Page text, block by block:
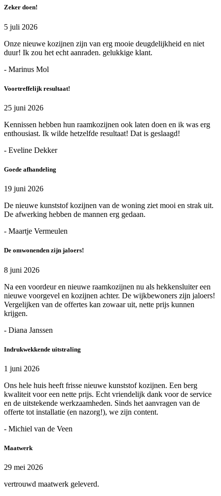
Zeker doen!
5 juli 2026
Onze nieuwe kozijnen zijn van erg mooie deugdelijkheid en niet
duur! Ik zou het echt aanraden. gelukkige klant.
- Marinus Mol
Voortreffelijk resultaat!
25 juni 2026
Kennissen hebben hun raamkozijnen ook laten doen en ik was erg
enthousiast. Ik wilde hetzelfde resultaat! Dat is geslaagd!
- Eveline Dekker
Goede afhandeling
19 juni 2026
De nieuwe kunststof kozijnen van de woning ziet mooi en strak uit.
De afwerking hebben de mannen erg gedaan.
- Maartje Vermeulen
De omwonenden zijn jaloers!
8 juni 2026
Na een voordeur en nieuwe raamkozijnen nu als hekkensluiter een
nieuwe voorgevel en kozijnen achter. De wijkbewoners zijn jaloers!
Vergelijken van de offertes kan zowaar uit, nette prijs kunnen
krijgen.
- Diana Janssen
Indrukwekkende uitstraling
1 juni 2026
Ons hele huis heeft frisse nieuwe kunststof kozijnen. Een berg
kwaliteit voor een nette prijs. Echt vriendelijk dank voor de service
en de uitstekende werkzaamheden. Sinds het aanvragen van de
offerte tot installatie (en nazorg!), we zijn content.
- Michiel van de Veen
Maatwerk
29 mei 2026
vertrouwd maatwerk geleverd.